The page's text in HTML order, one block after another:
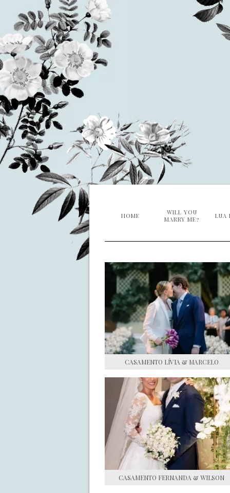
HOME
WILL YOU
MARRY ME?
LUA
CASAMENTO LÍVIA & MARCELO
CASAMENTO FERNANDA & WILSON